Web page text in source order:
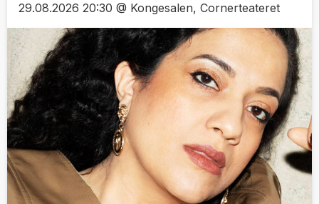
29.08.2026 20:30 @ Kongesalen, Cornerteateret